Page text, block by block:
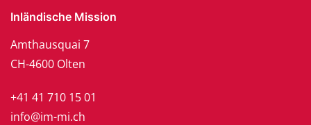
Inländische Mission
Amthausquai 7
CH-4600 Olten
+41 41 710 15 01
info@im-mi.ch